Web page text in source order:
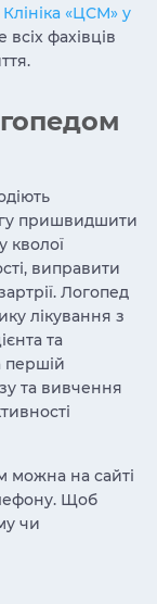
Клініка «ЦСМ» у
фахівців
пришвидшити
кволої
виправити
Логопед
лікування з
та
першій
та вивчення
можна на сайті
Щоб
чи